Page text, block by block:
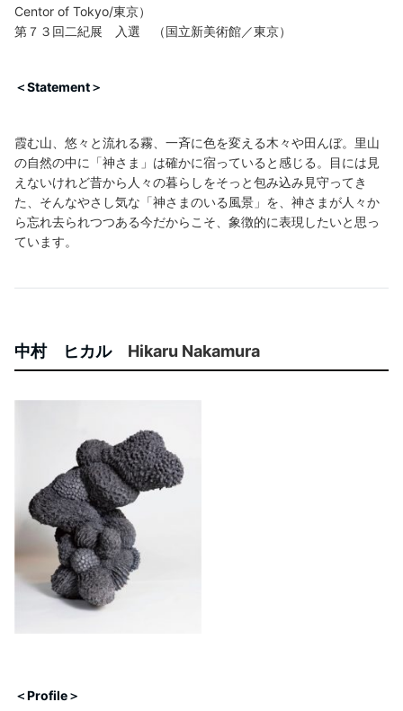
Centor of Tokyo/東京）
第７３回二紀展 入選 （国立新美術館／東京）
＜Statement＞
霞む山、悠々と流れる霧、一斉に色を変える木々や田んぼ。里山
の自然の中に「神さま」は確かに宿っていると感じる。目には見
えないけれど昔から人々の暮らしをそっと包み込み見守ってき
た、そんなやさし気な「神さまのいる風景」を、神さまが人々か
ら忘れ去られつつある今だからこそ、象徴的に表現したいと思っ
ています。
中村 ヒカル Hikaru Nakamura
＜Profile＞